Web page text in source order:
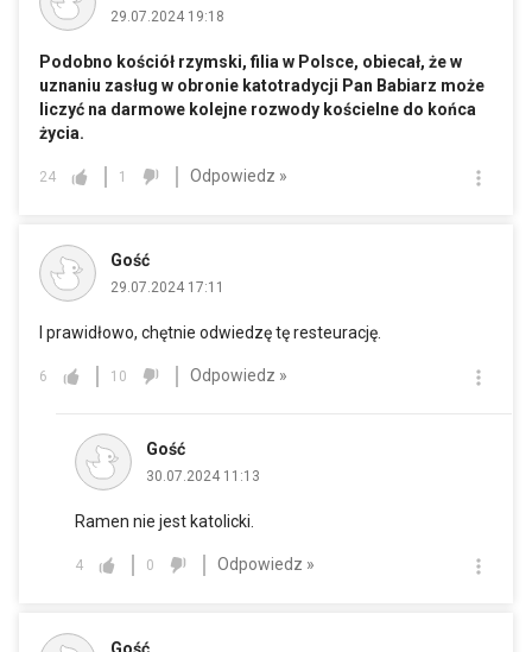
29.07.2024 19:18
Podobno kościół rzymski, filia w Polsce, obiecał, że w
uznaniu zasług w obronie katotradycji Pan Babiarz może
liczyć na darmowe kolejne rozwody kościelne do końca
życia.
24 1 Odpowiedz »
Gość
29.07.2024 17:11
I prawidłowo, chętnie odwiedzę tę resteurację.
6 10 Odpowiedz »
Gość
30.07.2024 11:13
Ramen nie jest katolicki.
4 0 Odpowiedz »